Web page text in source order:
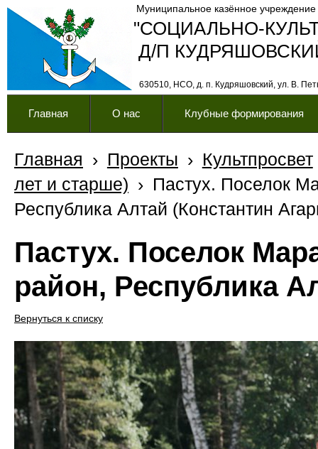
"СОЦИАЛЬНО-
630510, НСО, д. п. Кудряшовский, ул. В.
Муниципальное казённое учреждение
Д/П
Главная О нас Клубные формирования
Главная › Проекты › Культпросвет
лет и старше) › Пастух. Поселок
Республика Алтай (Константин
Пастух. Поселок
район, Республика
Вернуться к списку